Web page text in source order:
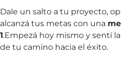
Dale un salto a tu proyecto,
alcanzá tus metas con una
1.Empezá hoy mismo y sentí
de tu camino hacia el éxito.